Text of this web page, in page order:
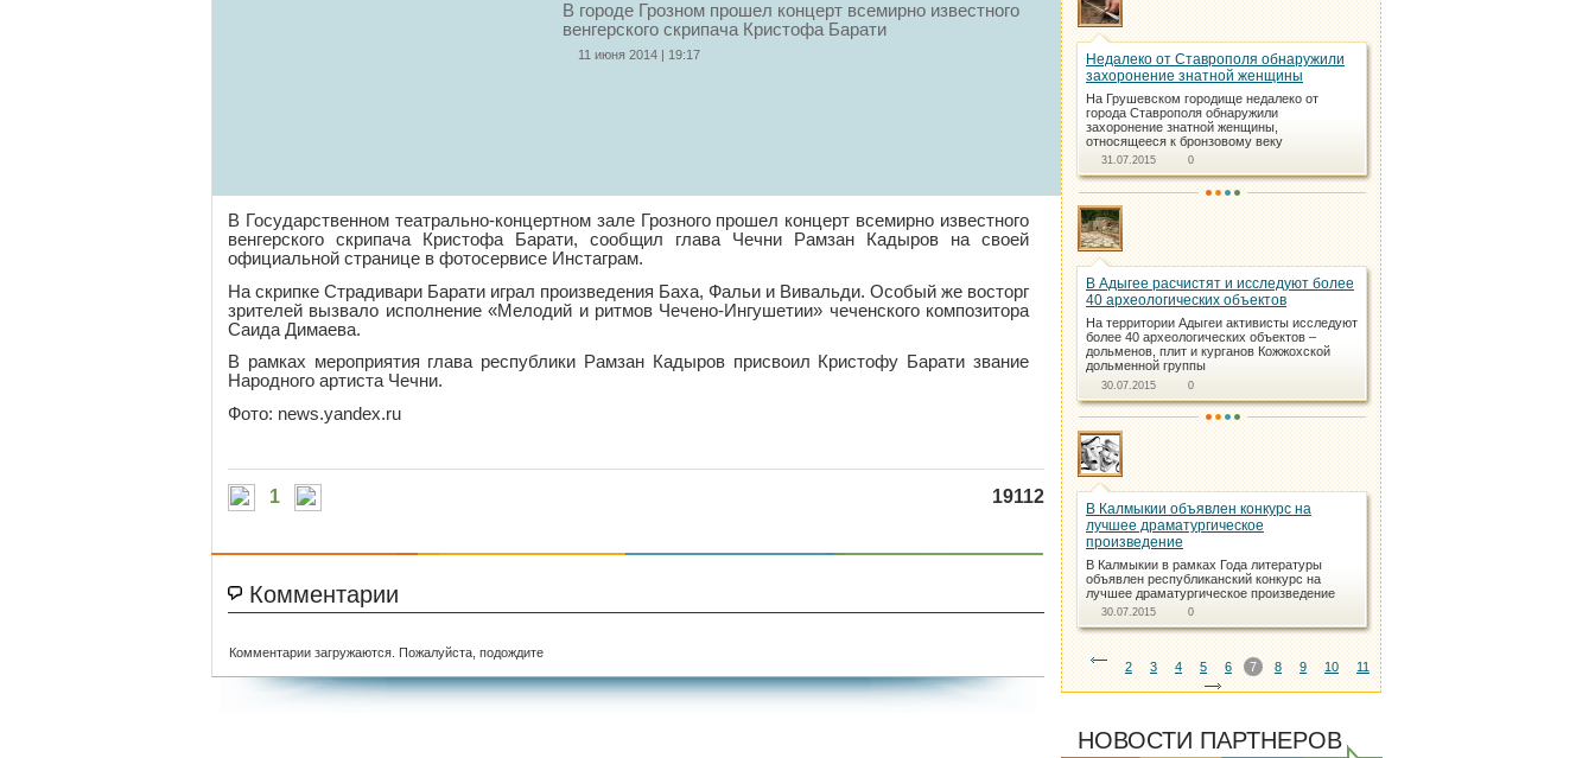
В городе Грозном прошел концерт всемирно известного
венгерского скрипача Кристофа Барати
11 июня 2014 | 19:17
В Государственном театрально-концертном зале Грозного прошел концерт всемирно известного
венгерского скрипача Кристофа Барати, сообщил глава Чечни Рамзан Кадыров на своей
официальной странице в фотосервисе Инстаграм.
На скрипке Страдивари Барати играл произведения Баха, Фальи и Вивальди. Особый же восторг
зрителей вызвало исполнение «Мелодий и ритмов Чечено-Ингушетии» чеченского композитора
Саида Димаева.
В рамках мероприятия глава республики Рамзан Кадыров присвоил Кристофу Барати звание
Народного артиста Чечни.
Фото: news.yandex.ru
1 19112
Комментарии
Комментарии загружаются. Пожалуйста, подождите
Недалеко от Ставрополя обнаружили
захоронение знатной женщины
На Грушевском городище недалеко от
города Ставрополя обнаружили
захоронение знатной женщины,
относящееся к бронзовому веку
31.07.2015 0
В Адыгее расчистят и исследуют более
40 археологических объектов
На территории Адыгеи активисты исследуют
более 40 археологических объектов –
дольменов, плит и курганов Кожжохской
дольменной группы
30.07.2015 0
В Калмыкии объявлен конкурс на
лучшее драматургическое
произведение
В Калмыкии в рамках Года литературы
объявлен республиканский конкурс на
лучшее драматургическое произведение
30.07.2015 0
2 3 4 5 6 7 8 9 10 11
НОВОСТИ ПАРТНЕРОВ